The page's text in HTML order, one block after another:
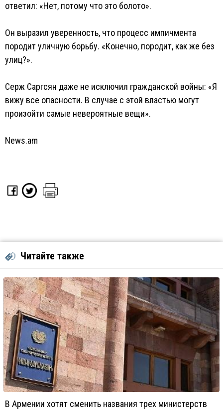
ответил: «Нет, потому что это болото».
Он выразил уверенность, что процесс импичмента
породит уличную борьбу. «Конечно, породит, как же без
улиц?».
Серж Саргсян даже не исключил гражданской войны: «Я
вижу все опасности. В случае с этой властью могут
произойти самые невероятные вещи».
News.am
Читайте также
В Армении хотят сменить названия трех министерств